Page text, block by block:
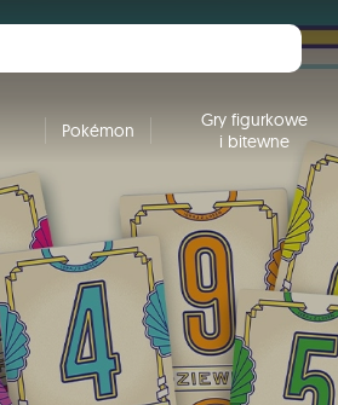
Pokémon
Gry figurkowe
i bitewne